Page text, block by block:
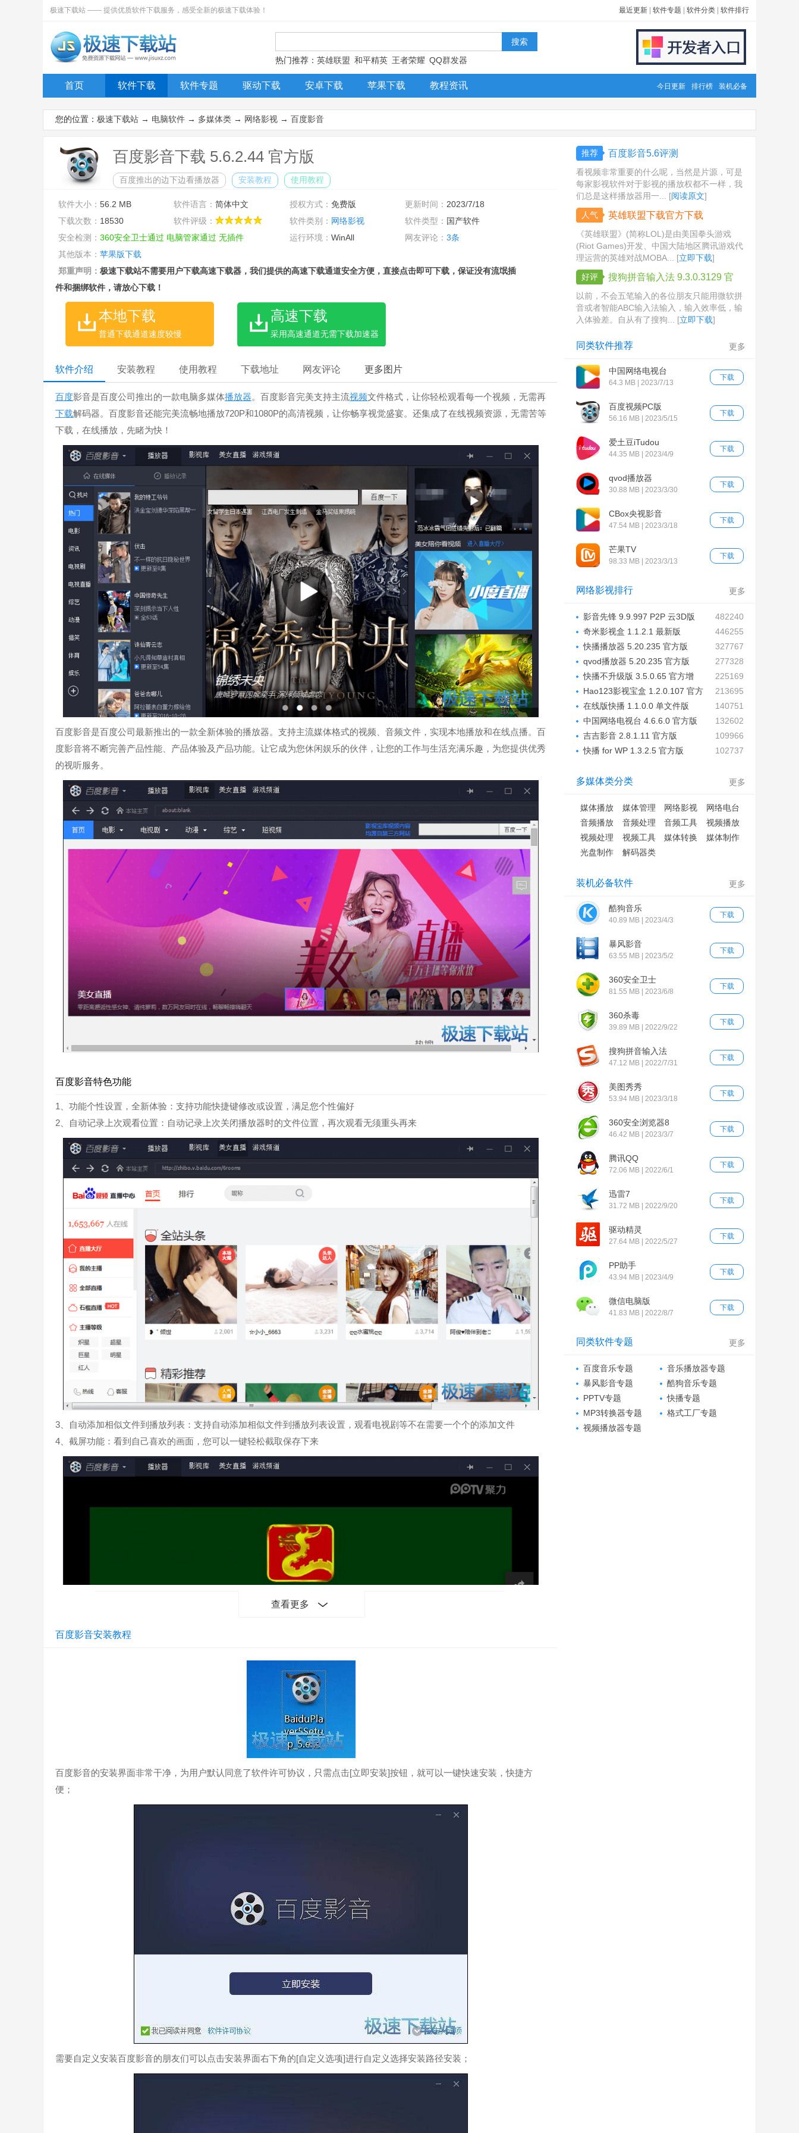
极速下载站 —— 提供优质软件下载服务，感受全新的极速下载体验！ 最近更新 软件专题 软件分类 软件排行
热门推荐： 英雄联盟 和平精英 王者荣耀 QQ群发器
首页 软件下载 软件专题 驱动下载 安卓下载 苹果下载 教程资讯 今日更新 排行榜 装机必备
您的位置： 极速下载站 → 电脑软件 → 多媒体类 → 网络影视 → 百度影音
百度影音下载 5.6.2.44 官方版
百度推出的边下边看播放器 安装教程 使用教程
软件大小： 56.2 MB 软件语言：简体中文 授权方式： 免费版 更新时间： 2023/7/18
下载次数： 18530 软件评级： 软件类别： 网络影视 软件类型： 国产软件
安全检测： 360安全卫士通过 电脑管家通过 无插件 运行环境： WinAll 网友评论：3条
其他版本： 苹果版下载
郑重声明： 极速下载站不需要用户下载高速下载器，我们提供的高速下载通道安全方便，直接点击即可下载，保证没有流氓插
件和捆绑软件，请放心下载！
本地下载
普通下载通道速度较慢
高速下载
采用高速通道无需下载加速器
软件介绍 安装教程 使用教程 下载地址 网友评论 更多图片
百度影音是百度公司推出的一款电脑多媒体播放器。百度影音完美支持主流视频文件格式，让你轻松观看每一个视频，无需再
下载解码器。百度影音还能完美流畅地播放720P和1080P的高清视频，让你畅享视觉盛宴。还集成了在线视频资源，无需苦等
下载，在线播放，先睹为快！
百度影音是百度公司最新推出的一款全新体验的播放器。支持主流媒体格式的视频、音频文件，实现本地播放和在线点播。百
度影音将不断完善产品性能、产品体验及产品功能。让它成为您休闲娱乐的伙伴，让您的工作与生活充满乐趣，为您提供优秀
的视听服务。
百度影音特色功能
1、功能个性设置，全新体验：支持功能快捷键修改或设置，满足您个性偏好
2、自动记录上次观看位置：自动记录上次关闭播放器时的文件位置，再次观看无须重头再来
3、自动添加相似文件到播放列表：支持自动添加相似文件到播放列表设置，观看电视剧等不在需要一个个的添加文件
4、截屏功能：看到自己喜欢的画面，您可以一键轻松截取保存下来
5、播放最前端：支持播放影片时对于播放器显示在屏幕最前端的设置，您可在看影片的时候进行其他电脑操作。
6、兼容主流影视媒体格式播放：兼容主流影视媒体格式文件的本地播放，并不断更新中&hellip
7、边下边播功能：支持播放在线影视文件，您只需将url复制到剪贴板，即可享受边下边播，体验在线精彩。
查看更多
百度影音安装教程
百度影音的安装界面非常干净，为用户默认同意了软件许可协议，只需点击[立即安装]按钮，就可以一键快速安装，快捷方
便；
需要自定义安装百度影音的朋友们可以点击安装界面右下角的[自定义选项]进行自定义选择安装路径安装；
推荐 百度影音5.6评测
看视频非常重要的什么呢，当然是片源，可是
每家影视软件对于影视的播放权都不一样，我
们总是这样播放器用一... [阅读原文]
人气
英雄联盟下载官方下载
《英雄联盟》(简称LOL)是由美国拳头游戏
(Riot Games)开发、中国大陆地区腾讯游戏代
理运营的英雄对战MOBA... [立即下载]
好评
搜狗拼音输入法 9.3.0.3129 官
方版
以前，不会五笔输入的各位朋友只能用微软拼
音或者智能ABC输入法输入，输入效率低，输
入体验差。自从有了搜狗... [立即下载]
更多
同类软件推荐
下载
中国网络电视台
64.3 MB | 2023/7/13
下载
百度视频PC版
56.16 MB | 2023/5/15
下载
爱土豆iTudou
44.35 MB | 2023/4/9
下载
qvod播放器
30.88 MB | 2023/3/30
下载
CBox央视影音
47.54 MB | 2023/3/18
下载
芒果TV
98.33 MB | 2023/3/13
更多
网络影视排行
482240
影音先锋 9.9.997 P2P 云3D版
446255
奇米影视盒 1.1.2.1 最新版
327767
快播播放器 5.20.235 官方版
277328
qvod播放器 5.20.235 官方版
225169
快播不升级版 3.5.0.65 官方增
强...
213695
Hao123影视宝盒 1.2.0.107 官方
版...
140751
在线版快播 1.1.0.0 单文件版
132602
中国网络电视台 4.6.6.0 官方版
109966
吉吉影音 2.8.1.11 官方版
102737
快播 for WP 1.3.2.5 官方版
更多
多媒体类分类
媒体播放 媒体管理 网络影视
网络电台
音频播放
音频处理 音频工具
视频播放
视频处理
视频工具 媒体转换
媒体制作
光盘制作
解码器类
更多
装机必备软件
下载
酷狗音乐
40.89 MB | 2023/4/3
下载
暴风影音
63.55 MB | 2023/5/2
下载
360安全卫士
81.55 MB | 2023/6/8
下载
360杀毒
39.89 MB | 2022/9/22
下载
搜狗拼音输入法
47.12 MB | 2022/7/31
下载
美图秀秀
53.94 MB | 2023/3/18
下载
360安全浏览器8
46.42 MB | 2023/3/7
下载
腾讯QQ
72.06 MB | 2022/6/1
下载
迅雷7
31.72 MB | 2022/9/20
下载
驱动精灵
27.64 MB | 2022/5/27
下载
PP助手
43.94 MB | 2023/4/9
下载
微信电脑版
41.83 MB | 2022/8/7
更多
同类软件专题
百度音乐专题
音乐播放器专题
暴风影音专题
酷狗音乐专题
PPTV专题
快播专题
MP3转换器专题
格式工厂专题
视频播放器专题